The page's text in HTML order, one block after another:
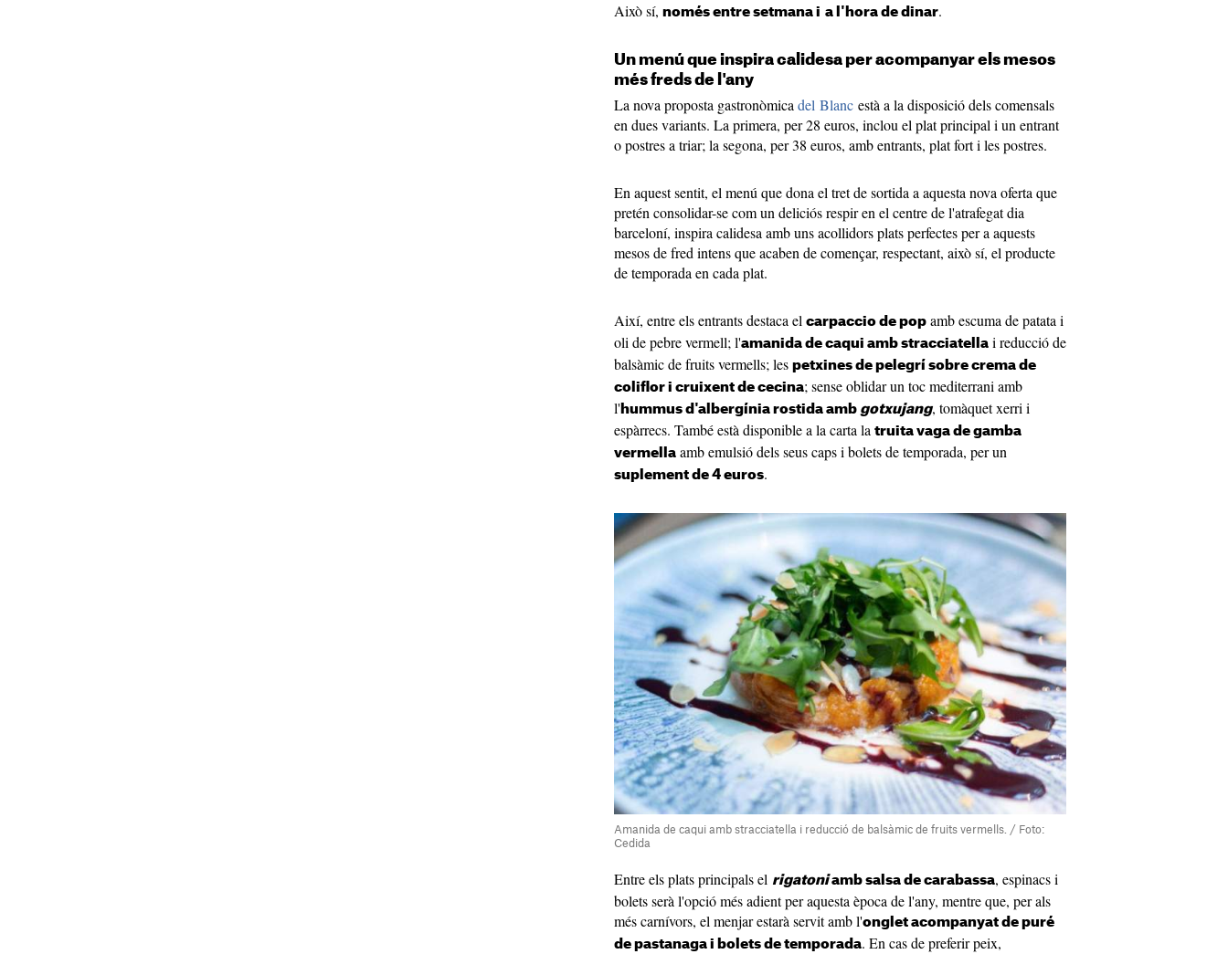
Això sí, només entre setmana i a l'hora de dinar.
Un menú que inspira calidesa per acompanyar els mesos
més freds de l'any
La nova proposta gastronòmica del Blanc està a la disposició dels comensals
en dues variants. La primera, per 28 euros, inclou el plat principal i un entrant
o postres a triar; la segona, per 38 euros, amb entrants, plat fort i les postres.
En aquest sentit, el menú que dona el tret de sortida a aquesta nova oferta que
pretén consolidar-se com un deliciós respir en el centre de l'atrafegat dia
barceloní, inspira calidesa amb uns acollidors plats perfectes per a aquests
mesos de fred intens que acaben de començar, respectant, això sí, el producte
de temporada en cada plat.
Així, entre els entrants destaca el carpaccio de pop amb escuma de patata i
oli de pebre vermell; l'amanida de caqui amb stracciatella i reducció de
balsàmic de fruits vermells; les petxines de pelegrí sobre crema de
coliflor i cruixent de cecina; sense oblidar un toc mediterrani amb
l' hummus d'albergínia rostida amb gotxujang, tomàquet xerri i
espàrrecs. També està disponible a la carta la truita vaga de gamba
vermella amb emulsió dels seus caps i bolets de temporada, per un
suplement de 4 euros.
Amanida de caqui amb stracciatella i reducció de balsàmic de fruits vermells. / Foto:
Cedida
Entre els plats principals el rigatoniamb salsa de carabassa, espinacs i
bolets serà l'opció més adient per aquesta època de l'any, mentre que, per als
més carnívors, el menjar estarà servit amb l'onglet acompanyat de puré
de pastanaga i bolets de temporada. En cas de preferir peix,